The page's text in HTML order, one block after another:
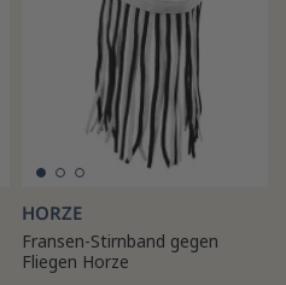
HORZE
Fransen-Stirnband gegen
Fliegen Horze